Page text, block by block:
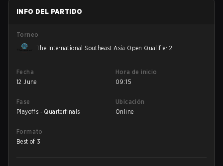
INFO DEL PARTIDO
Torneo
The International Southeast Asia Open Qualifier 2
Fecha
12 June
Hora de inicio
09:15
Fase
Playoffs - Quarterfinals
Ubicación
Online
Formato
Best of 3